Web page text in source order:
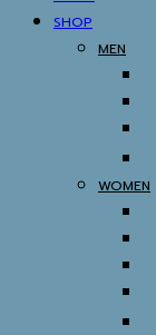
SHOP
MEN
WOMEN